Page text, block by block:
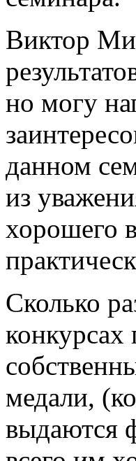
Виктор
но могу
данном
из
хорошего
Сколько
конкурсах
медали,
выдаются